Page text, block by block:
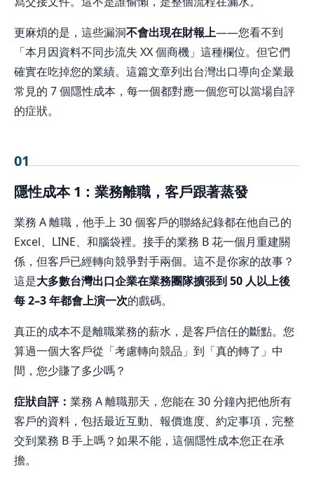
更麻煩的是，這些漏洞不會出現在財報上——您看不到
「本月因資料不同步流失 XX 個商機」這種欄位。但它們
確實在吃掉您的業績。這篇文章列出台灣出口導向企業最
常見的 7 個隱性成本，每一個都對應一個您可以當場自評
的症狀。
01
隱性成本 1：業務離職，客戶跟著蒸發
業務 A 離職，他手上 30 個客戶的聯絡紀錄都在他自己的
Excel、LINE、和腦袋裡。接手的業務 B 花一個月重建關
係，但客戶已經轉向競爭對手兩個。這不是你家的故事？
這是大多數台灣出口企業在業務團隊擴張到 50 人以上後
每 2–3 年都會上演一次的戲碼。
真正的成本不是離職業務的薪水，是客戶信任的斷點。您
算過一個大客戶從「考慮轉向競品」到「真的轉了」中
間，您少賺了多少嗎？
症狀自評： 業務 A 離職那天，您能在 30 分鐘內把他所有
客戶的資料，包括最近互動、報價進度、約定事項，完整
交到業務 B 手上嗎？如果不能，這個隱性成本您正在承
擔。